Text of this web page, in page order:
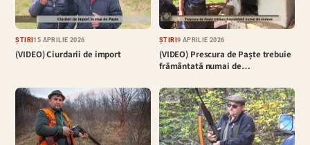
ȘTIRI15 APRILIE 2026
(VIDEO) Ciurdarii de import
ȘTIRI9 APRILIE 2026
(VIDEO) Prescura de Paște trebuie
frământată numai de…